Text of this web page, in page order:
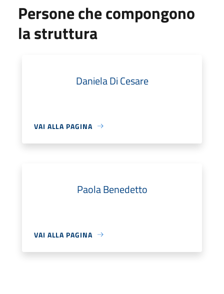
Persone che compongono
la struttura
Daniela Di Cesare
VAI ALLA PAGINA
Paola Benedetto
VAI ALLA PAGINA